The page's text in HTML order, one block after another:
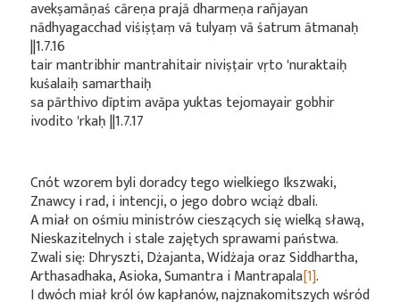
avekṣamāṇaś cāreṇa prajā dharmeṇa rañjayan
nādhyagacchad viśiṣṭaṃ vā tulyaṃ vā śatrum ātmanaḥ
||1.7.16
tair mantribhir mantrahitair niviṣṭair vṛto 'nuraktaiḥ
kuśalaiḥ samarthaiḥ
sa pārthivo dīptim avāpa yuktas tejomayair gobhir
ivodito 'rkaḥ ||1.7.17
Cnót wzorem byli doradcy tego wielkiego Ikszwaki,
Znawcy i rad, i intencji, o jego dobro wciąż dbali.
A miał on ośmiu ministrów cieszących się wielką sławą,
Nieskazitelnych i stale zajętych sprawami państwa.
Zwali się: Dhryszti, Dżajanta, Widżaja oraz Siddhartha,
Arthasadhaka, Asioka, Sumantra i Mantrapala[1].
I dwóch miał król ów kapłanów, najznakomitszych wśród